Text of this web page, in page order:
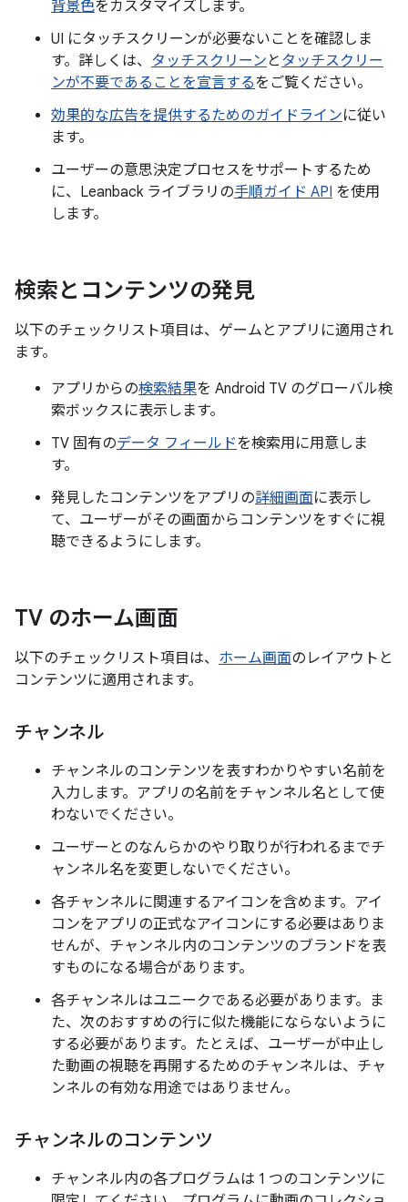
背景色をカスタマイズします。
UI にタッチスクリーンが必要ないことを確認しま
す。詳しくは、 タッチスクリーン と タッチスクリー
ンが不要であることを宣言するをご覧ください。
効果的な広告を提供するためのガイドラインに従い
ます。
ユーザーの意思決定プロセスをサポートするため
に、Leanback ライブラリの手順ガイド API を使用
します。
検索とコンテンツの発見
以下のチェックリスト項目は、ゲームとアプリに適用され
ます。
アプリからの検索結果を Android TV のグローバル検
索ボックスに表示します。
TV 固有のデータ フィールドを検索用に用意しま
す。
発見したコンテンツをアプリの詳細画面に表示し
て、ユーザーがその画面からコンテンツをすぐに視
聴できるようにします。
TV のホーム画面
以下のチェックリスト項目は、 ホーム画面のレイアウトと
コンテンツに適用されます。
チャンネル
チャンネルのコンテンツを表すわかりやすい名前を
入力します。アプリの名前をチャンネル名として使
わないでください。
ユーザーとのなんらかのやり取りが行われるまでチ
ャンネル名を変更しないでください。
各チャンネルに関連するアイコンを含めます。アイ
コンをアプリの正式なアイコンにする必要はありま
せんが、チャンネル内のコンテンツのブランドを表
すものになる場合があります。
各チャンネルはユニークである必要があります。ま
た、次のおすすめの行に似た機能にならないように
する必要があります。たとえば、ユーザーが中止し
た動画の視聴を再開するためのチャンネルは、チャ
ンネルの有効な用途ではありません。
チャンネルのコンテンツ
チャンネル内の各プログラムは 1 つのコンテンツに